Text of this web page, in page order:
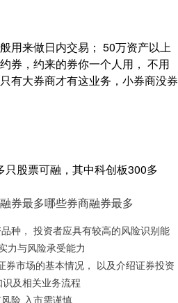
用来做日内交易； 50万资产以上
券，约来的券你一个人用， 不用
有大券商才有这业务，小券商没券
股票可融，其中科创板300多
券最多哪些券商融券最多
种， 投资者应具有较高的风险识别能
力与风险承受能力
券市场的基本情况， 以及介绍证券投资
识及相关业务流程
险 入市需谨慎